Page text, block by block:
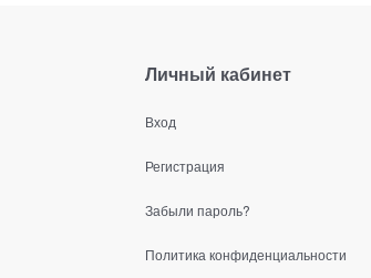
Личный кабинет
Вход
Регистрация
Забыли пароль?
Политика конфиденциальности